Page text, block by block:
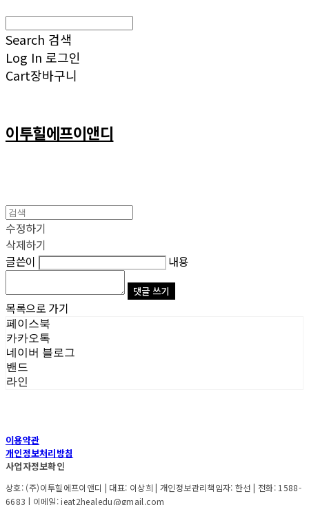
Search 검색
Log In 로그인
Cart장바구니
이투힐에프이앤디
수정하기
삭제하기
글쓴이
내용
댓글 쓰기
목록으로 가기
페이스북
카카오톡
네이버 블로그
밴드
라인
이용약관
개인정보처리방침
사업자정보확인
상호: (주)이투힐에프이앤디 | 대표: 이상희 | 개인정보관리책임자: 한선 | 전화: 1588-
6683 | 이메일: ieat2healedu@gmail.com